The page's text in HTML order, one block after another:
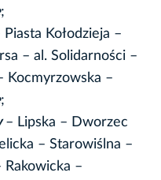
;
Kołodzieja –
– al. Solidarności –
Kocmyrzowska –
;
– Lipska – Dworzec
– Starowiślna –
–